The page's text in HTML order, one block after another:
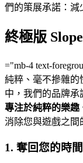
們的策展承諾：減
終極版
="mb-4 text-
純粹、毫不摻雜的
中，我們的品牌承
專注於純粹的樂趣
消除您與遊戲之間
1. 奪回您的時